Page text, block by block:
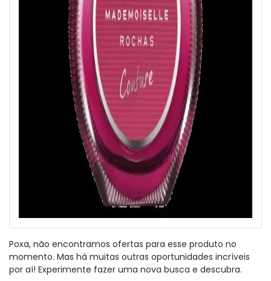
Poxa, não encontramos ofertas para esse produto no
momento. Mas há muitas outras oportunidades incríveis
por aí! Experimente fazer uma nova busca e descubra.